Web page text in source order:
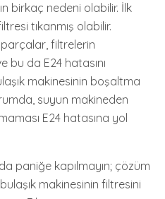
birkaç nedeni olabilir. İlk
tıkanmış olabilir.
parçalar, filtrelerin
bu da E24 hatasını
makinesinin boşaltma
suyun makineden
E24 hatasına yol
paniğe kapılmayın; çözüm
makinesinin filtresini